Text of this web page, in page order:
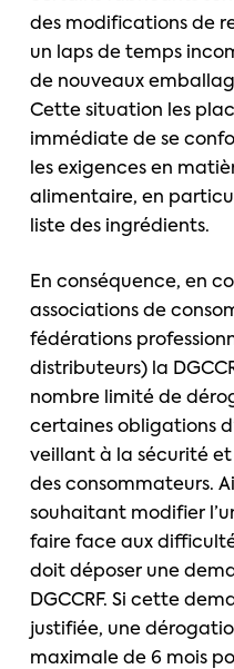
des modifications de
un laps de temps
de nouveaux
Cette situation les
immédiate de se
les exigences en
alimentaire, en
liste des ingrédients.
En conséquence, en
associations de
fédérations
distributeurs) la
nombre limité de
certaines obligations
veillant à la sécurité
des consommateurs.
souhaitant modifier
faire face aux
doit déposer une
DGCCRF. Si cette
justifiée, une
maximale de 6 mois